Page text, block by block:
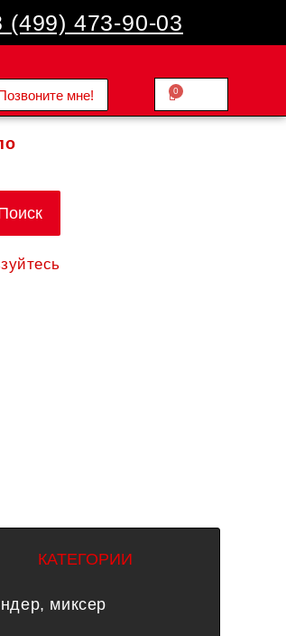
(499) 473-90-03
мне! 0.00
0
Cart
КАТЕГОРИИ
миксер